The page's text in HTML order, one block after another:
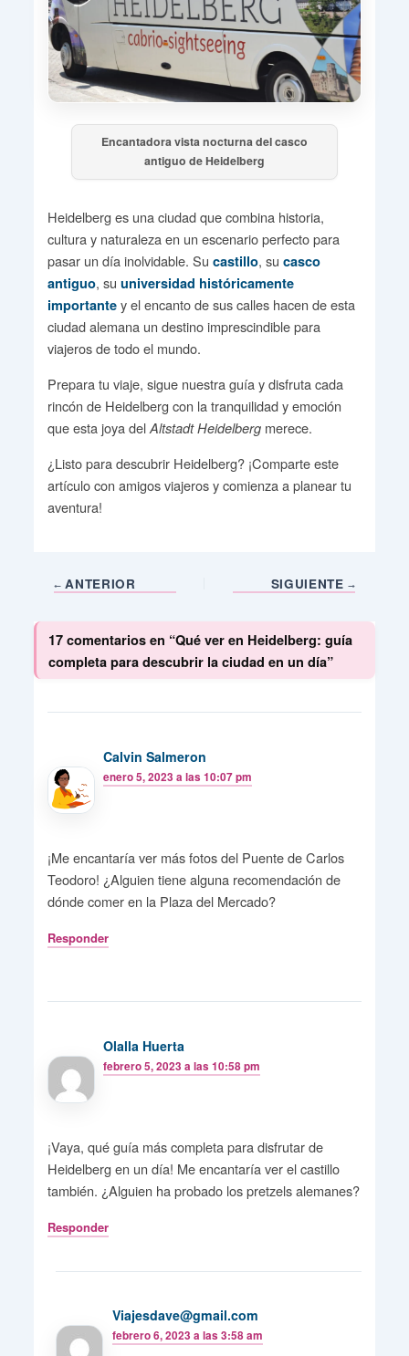
Encantadora vista nocturna del casco
antiguo de Heidelberg
Heidelberg es una ciudad que combina historia,
cultura y naturaleza en un escenario perfecto para
pasar un día inolvidable. Su castillo, su casco
antiguo, su universidad históricamente
importantey el encanto de sus calles hacen de esta
ciudad alemana un destino imprescindible para
viajeros de todo el mundo.
Prepara tu viaje, sigue nuestra guía y disfruta cada
rincón de Heidelberg con la tranquilidad y emoción
que esta joya delAltstadt Heidelbergmerece.
¿Listo para descubrir Heidelberg? ¡Comparte este
artículo con amigos viajeros y comienza a planear tu
aventura!
ANTERIOR SIGUIENTE
17 comentarios en “Qué ver en Heidelberg: guía
completa para descubrir la ciudad en un día”
Calvin Salmeron
enero 5, 2023 a las 10:07 pm
¡Me encantaría ver más fotos del Puente de Carlos
Teodoro! ¿Alguien tiene alguna recomendación de
dónde comer en la Plaza del Mercado?
Responder
Olalla Huerta
febrero 5, 2023 a las 10:58 pm
¡Vaya, qué guía más completa para disfrutar de
Heidelberg en un día! Me encantaría ver el castillo
también. ¿Alguien ha probado los pretzels alemanes?
Responder
Viajesdave@gmail.com
febrero 6, 2023 a las 3:58 am